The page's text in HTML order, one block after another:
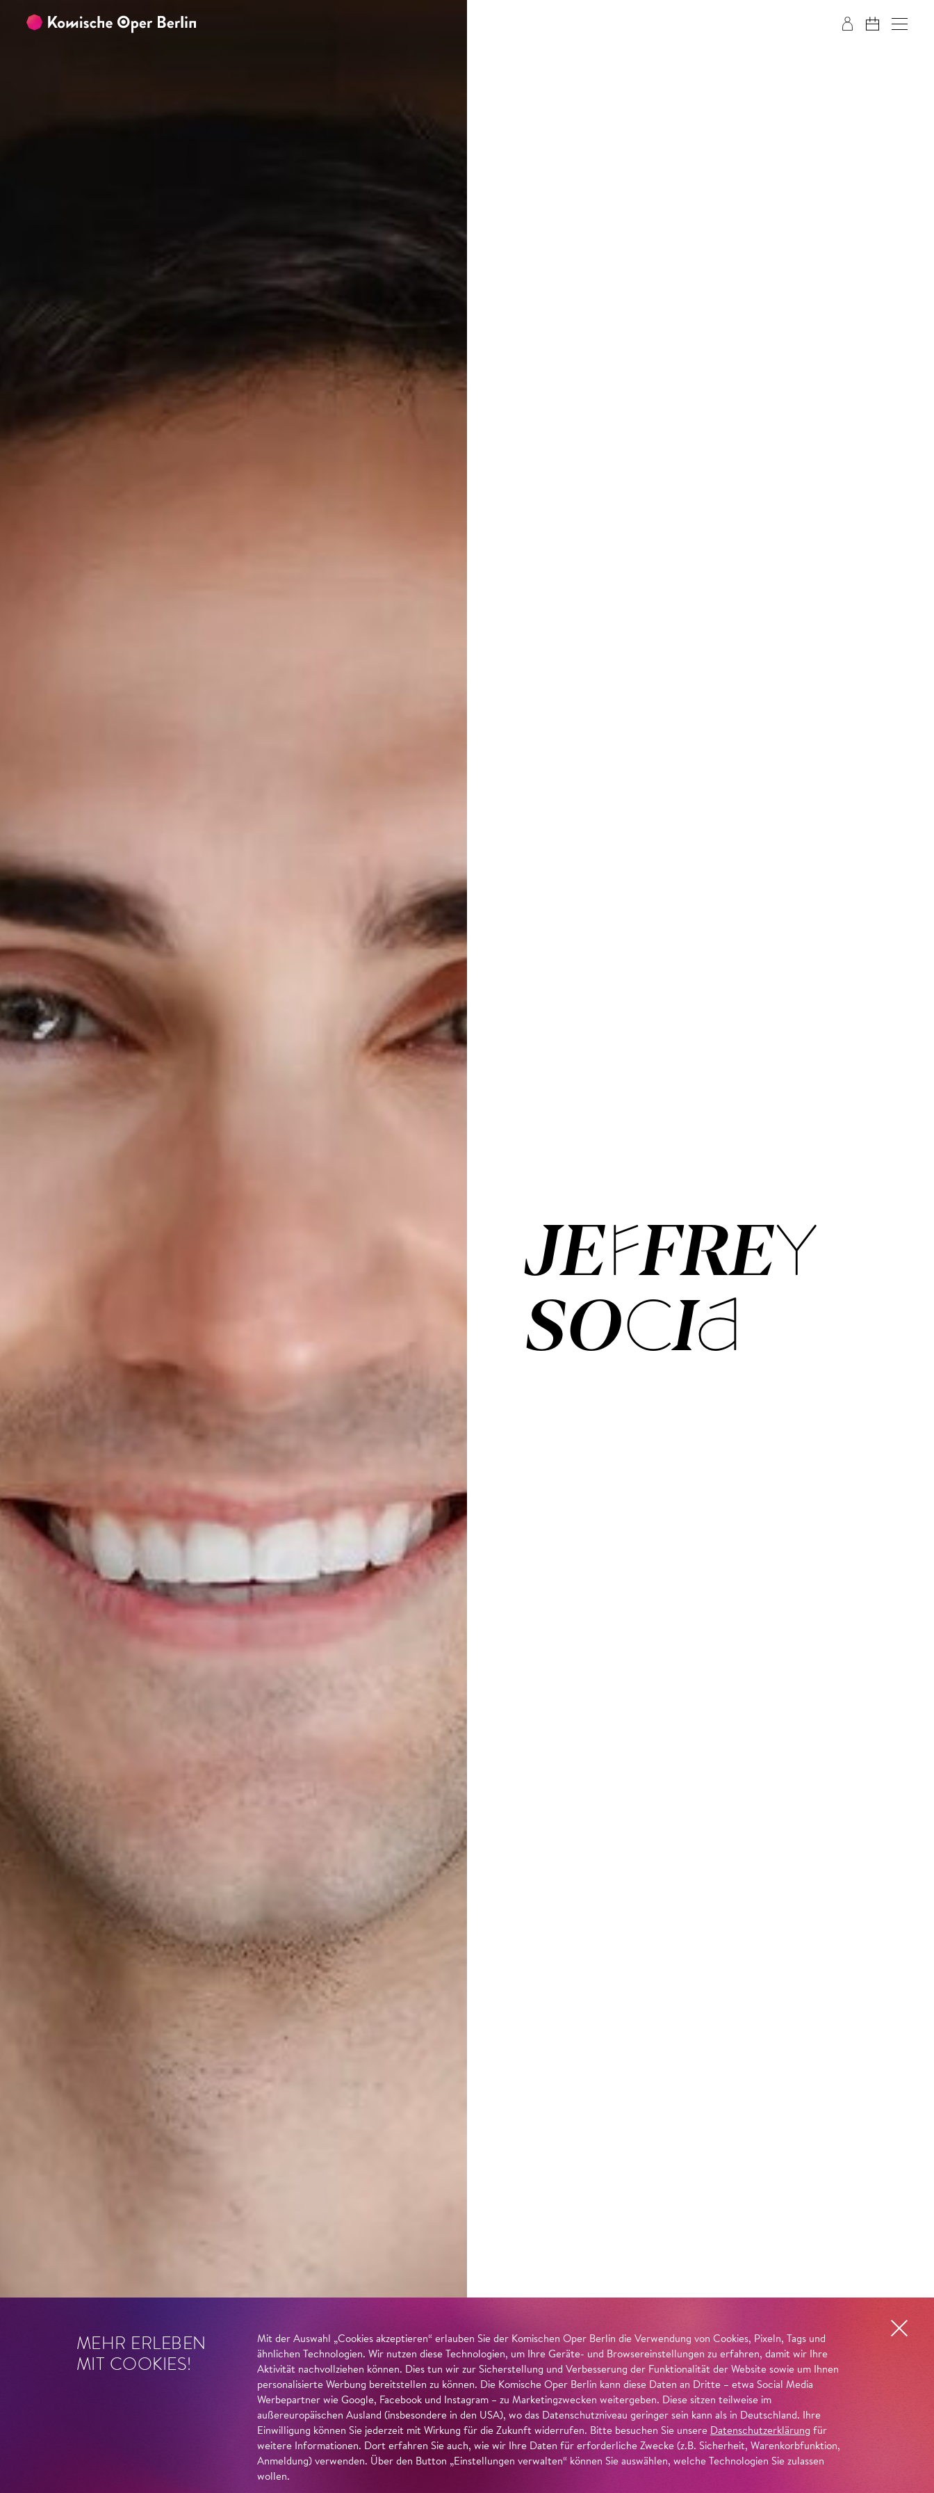
Zum Hauptinhalt springen Zum Footer springen
JEFFREY
SO­CIA
MEHR ERLEBEN
MIT COOKIES!
Mit der Auswahl „Cookies akzeptieren“ erlauben Sie der Komischen Oper Berlin die Verwendung von Cookies, Pixeln, Tags und
ähnlichen Technologien. Wir nutzen diese Technologien, um Ihre Geräte- und Browsereinstellungen zu erfahren, damit wir Ihre
Aktivität nachvollziehen können. Dies tun wir zur Sicherstellung und Verbesserung der Funktionalität der Website sowie um Ihnen
personalisierte Werbung bereitstellen zu können. Die Komische Oper Berlin kann diese Daten an Dritte – etwa Social Media
Werbepartner wie Google, Facebook und Instagram – zu Marketingzwecken weitergeben. Diese sitzen teilweise im
außereuropäischen Ausland (insbesondere in den USA), wo das Datenschutzniveau geringer sein kann als in Deutschland. Ihre
Einwilligung können Sie jederzeit mit Wirkung für die Zukunft widerrufen. Bitte besuchen Sie unsere Datenschutzerklärung für
weitere Informationen. Dort erfahren Sie auch, wie wir Ihre Daten für erforderliche Zwecke (z.B. Sicherheit, Warenkorbfunktion,
Anmeldung) verwenden. Über den Button „Einstellungen verwalten“ können Sie auswählen, welche Technologien Sie zulassen
wollen.